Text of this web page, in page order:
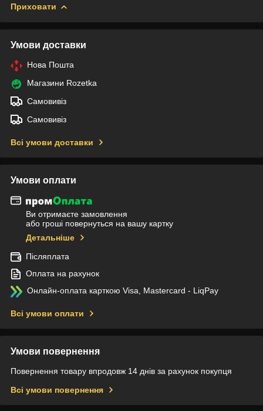
Приховати
Умови доставки
Нова Пошта
Магазини Rozetka
Самовивіз
Самовивіз
Всі умови доставки
Умови оплати
Ви отримаєте замовлення
або гроші повернуться на вашу картку
Детальніше
Післяплата
Оплата на рахунок
Онлайн-оплата карткою Visa, Mastercard - LiqPay
Всі умови оплати
Умови повернення
Повернення товару впродовж 14 днів за рахунок покупця
Всі умови повернення